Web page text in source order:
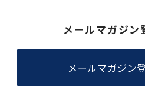
メールマガジ
メールマガジン